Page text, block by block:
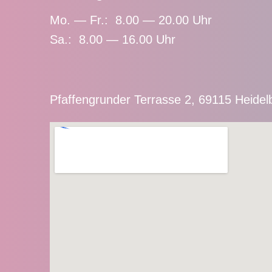
Mo. — Fr.: 8.00 — 20.00 Uhr
Sa.: 8.00 — 16.00 Uhr
Pfaffengrunder Terrasse 2, 69115